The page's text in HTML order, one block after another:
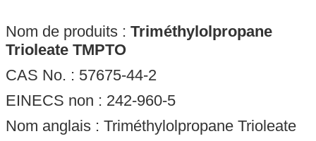
Nom de produits : Triméthylolpropane
Trioleate TMPTO
CAS No. : 57675-44-2
EINECS non : 242-960-5
Nom anglais : Triméthylolpropane Trioleate